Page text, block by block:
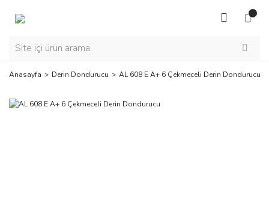
Anasayfa Derin Dondurucu AL 608 E A+ 6 Çekmeceli Derin Dondurucu